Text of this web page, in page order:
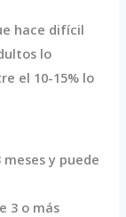
hace difícil
lo
el 10-15% lo
y puede
3 o más